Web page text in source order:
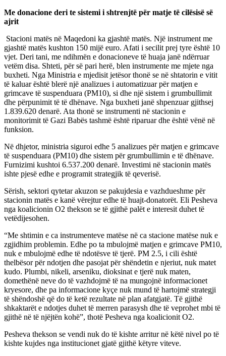
Me donacione deri te sistemi i shtrenjtë për matje të cilësisë së
ajrit
Stacioni matës në Maqedoni ka gjashtë matës. Një instrument me
gjashtë matës kushton 150 mijë euro. Afati i secilit prej tyre është 10
vjet. Deri tani, me ndihmën e donacioneve të huaja janë ndërruar
vetëm disa. Shteti, për së pari herë, blen instrumente me mjete nga
buxheti. Nga Ministria e mjedisit jetësor thonë se në shtatorin e vitit
të kaluar është blerë një analizues i automatizuar për matjen e
grimcave të suspenduara (PM10), si dhe një sistem i grumbullimit
dhe përpunimit të të dhënave. Nga buxheti janë shpenzuar gjithsej
1.839.620 denarë. Ata thonë se instrumenti në stacionin e
monitorimit të Gazi Babës tashmë është riparuar dhe është vënë në
funksion.
Në dhjetor, ministria siguroi edhe 5 analizues për matjen e grimcave
të suspenduara (PM10) dhe sistem për grumbullimin e të dhënave.
Furnizimi kushtoi 6.537.200 denarë. Investimi në stacionin matës
ishte pjesë edhe e programit strategjik të qeverisë.
Sërish, sektori qytetar akuzon se pakujdesia e vazhdueshme për
stacionin matës e kanë vërejtur edhe të huajt-donatorët. Eli Pesheva
nga koalicionin O2 thekson se të gjithë palët e interesit duhet të
vetëdijesohen.
“Me shtimin e ca instrumenteve matëse në ca stacione matëse nuk e
zgjidhim problemin. Edhe po ta mbulojmë matjen e grimcave PM10,
nuk e mbulojmë edhe të ndotësve të tjerë. PM 2.5, i cili është
thelbësor për ndotjen dhe pasojat për shëndetin e njeriut, nuk matet
kudo. Plumbi, nikeli, arseniku, dioksinat e tjerë nuk maten,
domethënë neve do të vazhdojmë të na mungojnë informacionet
kryesore, dhe pa informacione kyçe nuk mund të hartojmë strategji
të shëndoshë që do të ketë rezultate në plan afatgjatë. Të gjithë
shkaktarët e ndotjes duhet të merren parasysh dhe të veprohet mbi të
gjithë në të njëjtën kohë”, thotë Pesheva nga koalicionit O2.
Pesheva thekson se vendi nuk do të kishte arritur në këtë nivel po të
kishte kujdes nga institucionet gjatë gjithë këtyre viteve.